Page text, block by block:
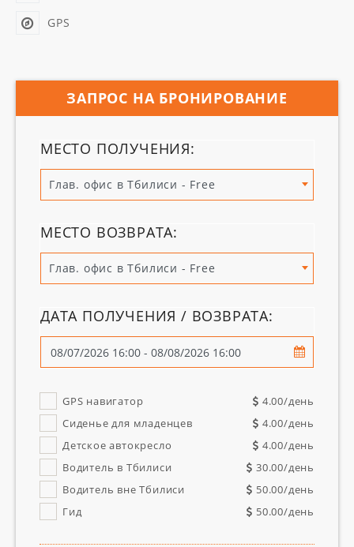
GPS
ЗАПРОС НА БРОНИРОВАНИЕ
МЕСТО ПОЛУЧЕНИЯ:
Глав. офис в Тбилиси - Free
МЕСТО ВОЗВРАТА:
Глав. офис в Тбилиси - Free
ДАТА ПОЛУЧЕНИЯ / ВОЗВРАТА:
GPS навигатор 4.00/день
Сиденье для младенцев
4.00/день
Детское автокресло
4.00/день
Водитель в Тбилиси
30.00/день
Водитель вне Тбилиси
50.00/день
Гид
50.00/день